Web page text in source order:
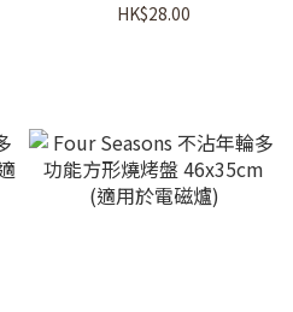
HK$28.00